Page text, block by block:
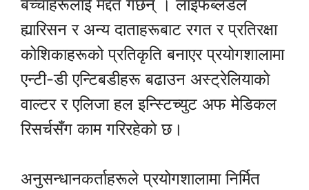
बच्चाहरूलाई मद्दत गर्छन् । लाइफब्लडले
ह्यारिसन र अन्य दाताहरूबाट रगत र प्रतिरक्षा
कोशिकाहरूको प्रतिकृति बनाएर प्रयोगशालामा
एन्टी-डी एन्टिबडीहरू बढाउन अस्ट्रेलियाको
वाल्टर र एलिजा हल इन्स्टिच्युट अफ मेडिकल
रिसर्चसँग काम गरिरहेको छ।
अनुसन्धानकर्ताहरूले प्रयोगशालामा निर्मित